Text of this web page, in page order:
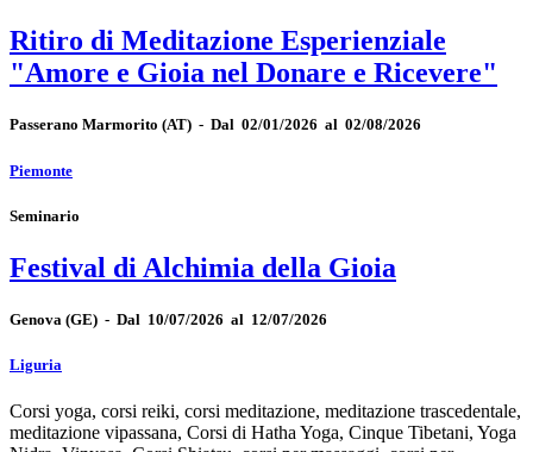
Ritiro di Meditazione Esperienziale
"Amore e Gioia nel Donare e Ricevere"
Passerano Marmorito (AT) - Dal 02/01/2026 al 02/08/2026
Piemonte
Seminario
Festival di Alchimia della Gioia
Genova (GE) - Dal 10/07/2026 al 12/07/2026
Liguria
Corsi yoga, corsi reiki, corsi meditazione, meditazione trascedentale,
meditazione vipassana, Corsi di Hatha Yoga, Cinque Tibetani, Yoga